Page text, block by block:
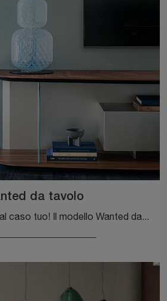
da tavolo
Ecco la luce che fa al caso tuo! Il modello Wanted da tavolo è una delle nostre lampade da tavolo di Cattelan Italia.